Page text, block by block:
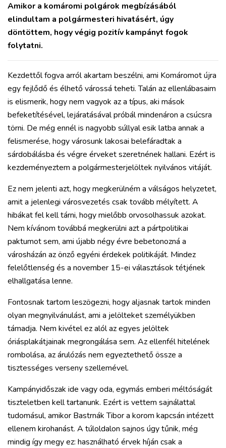
Amikor a komáromi polgárok megbízásából
elindultam a polgármesteri hivatásért, úgy
döntöttem, hogy végig pozitív kampányt fogok
folytatni.
Kezdettől fogva arról akartam beszélni, ami Komáromot újra
egy fejlődő és élhető várossá teheti. Talán az ellenlábasaim
is elismerik, hogy nem vagyok az a típus, aki mások
befeketítésével, lejáratásával próbál mindenáron a csúcsra
törni. De még ennél is nagyobb súllyal esik latba annak a
felismerése, hogy városunk lakosai belefáradtak a
sárdobálásba és végre érveket szeretnének hallani. Ezért is
kezdeményeztem a polgármesterjelöltek nyilvános vitáját.
Ez nem jelenti azt, hogy megkerülném a válságos helyzetet,
amit a jelenlegi városvezetés csak tovább mélyített. A
hibákat fel kell tárni, hogy mielőbb orvosolhassuk azokat.
Nem kívánom továbbá megkerülni azt a pártpolitikai
paktumot sem, ami újabb négy évre bebetonozná a
városházán az önző egyéni érdekek politikáját. Mindez
felelőtlenség és a november 15-ei választások tétjének
elhallgatása lenne.
Fontosnak tartom leszögezni, hogy aljasnak tartok minden
olyan megnyilvánulást, ami a jelölteket személyükben
támadja. Nem kivétel ez alól az egyes jelöltek
óriásplakátjainak megrongálása sem. Az ellenfél hitelének
rombolása, az árulózás nem egyeztethető össze a
tisztességes verseny szellemével.
Kampányidőszak ide vagy oda, egymás emberi méltóságát
tiszteletben kell tartanunk. Ezért is vettem sajnálattal
tudomásul, amikor Bastrnák Tibor a korom kapcsán intézett
ellenem kirohanást. A túloldalon sajnos úgy tűnik, még
mindig így megy ez: használható érvek híján csak a